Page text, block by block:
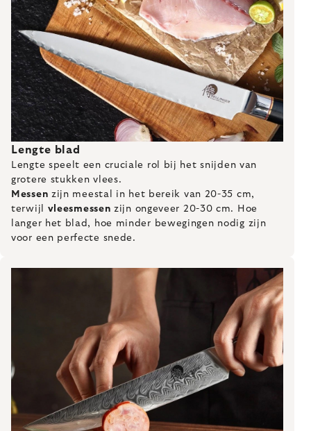
Lengte blad
Lengte speelt een cruciale rol bij het snijden van
grotere stukken vlees.
Messen zijn meestal in het bereik van 20-35 cm,
terwijl vleesmessen zijn ongeveer 20-30 cm. Hoe
langer het blad, hoe minder bewegingen nodig zijn
voor een perfecte snede.